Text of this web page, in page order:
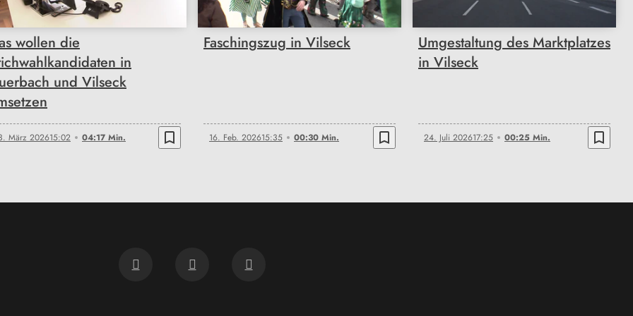
wollen die
in
und Vilseck
März 202615:02 04:17 Min. bookmark_border
Faschingszug in Vilseck
16. Feb. 202615:35 00:30 Min. bookmark_border
Umgestaltung des Marktplatzes
in Vilseck
24. Juli 202617:25 00:25 Min. bookmark_border